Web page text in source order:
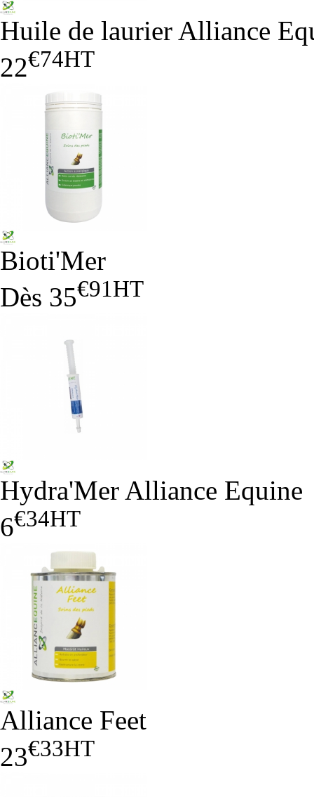
Huile de laurier Alliance
22€74HT
Bioti'Mer
Dès 35€91HT
Hydra'Mer Alliance Equine
6€34HT
Alliance Feet
23€33HT